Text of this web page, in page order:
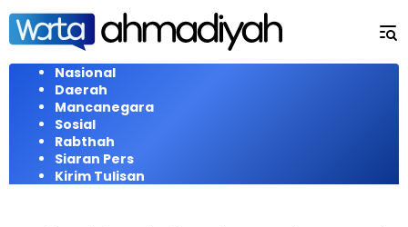
Langsung
konten
Nasional
Daerah
Mancanegara
Sosial
Rabthah
Siaran Pers
Kirim Tulisan